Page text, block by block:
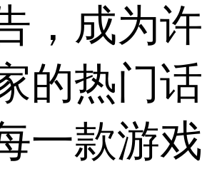
，成为许
的热门话
一款游戏